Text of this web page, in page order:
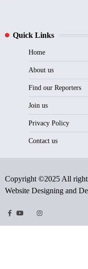
Quick Links
Home
About us
Find our Reporters
Join us
Privacy Policy
Contact us
Copyright ©2025 All
Website Designing and
Facebook
Youtube
TwitterInstragram